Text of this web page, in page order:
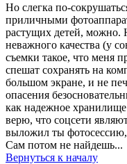
Но слегка по-
приличными
растущих детей, можно.
неважного качества (у
съемки такое, что меня
спешат сохранять на
большом экране, и не
опасения
как надежное
верю, что соцсети
выложил ты
Сам потом не найдешь...
Вернуться к началу